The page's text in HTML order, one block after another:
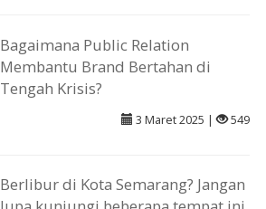
Bagaimana Public Relation
Membantu Brand Bertahan di
Tengah Krisis?
3 Maret 2025 | 549
Berlibur di Kota Semarang? Jangan